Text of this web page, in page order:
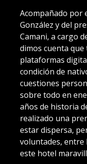
Acompañado por
González y del
Camani, a cargo
dimos cuenta
plataformas
condición de
cuestiones
sobre todo en
años de historia
realizado una
estar dispersa,
voluntades, entre
este hotel